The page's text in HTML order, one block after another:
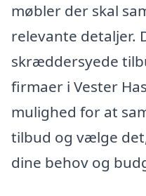
møbler der skal
relevante detaljer.
skræddersyede
firmaer i Vester
mulighed for at
tilbud og vælge
dine behov og